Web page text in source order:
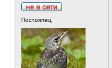
Постоялец